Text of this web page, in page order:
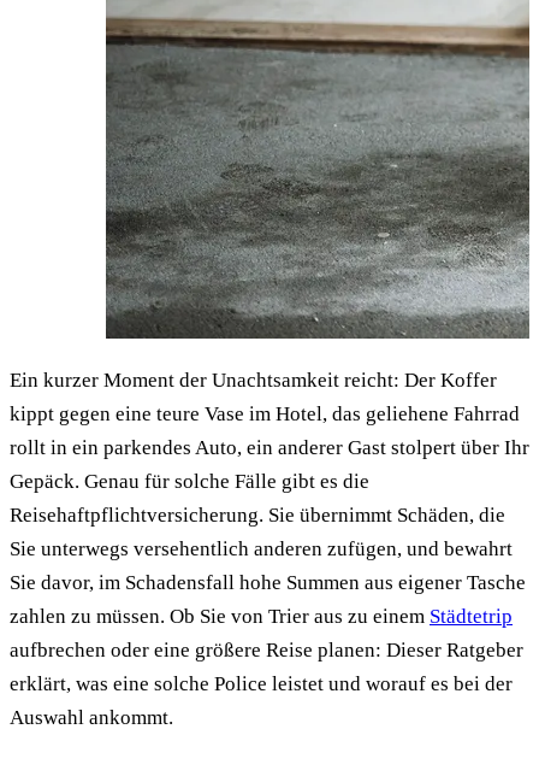
Ein kurzer Moment der Unachtsamkeit reicht: Der Koffer
kippt gegen eine teure Vase im Hotel, das geliehene Fahrrad
rollt in ein parkendes Auto, ein anderer Gast stolpert über Ihr
Gepäck. Genau für solche Fälle gibt es die
Reisehaftpflichtversicherung. Sie übernimmt Schäden, die
Sie unterwegs versehentlich anderen zufügen, und bewahrt
Sie davor, im Schadensfall hohe Summen aus eigener Tasche
zahlen zu müssen. Ob Sie von Trier aus zu einem Städtetrip
aufbrechen oder eine größere Reise planen: Dieser Ratgeber
erklärt, was eine solche Police leistet und worauf es bei der
Auswahl ankommt.